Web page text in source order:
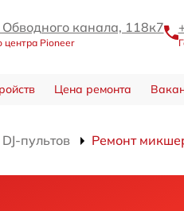
канала, 118к7
центра Pioneer
Цена ремонта
пультов Ремонт